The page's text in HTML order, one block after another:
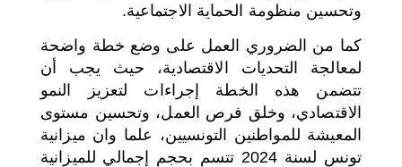
وتحسين منظومة الحماية الاجتماعية.
كما من الضروري العمل على وضع خطة واضحة
لمعالجة التحديات الاقتصادية، حيث يجب أن
تتضمن هذه الخطة إجراءات لتعزيز النمو
الاقتصادي، وخلق فرص العمل، وتحسين مستوى
المعيشة للمواطنين التونسيين، علما وان ميزانية
تونس لسنة 2024 تتسم بحجم إجمالي للميزانية